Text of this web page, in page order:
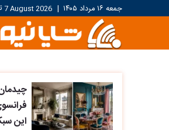
جمعه ۱۶ مرداد ۱۴۰۵ |
7 August 2026
این